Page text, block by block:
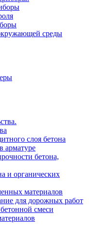
среды
слоя бетона
арматуре
бетона,
и органических
материалов
для дорожных работ
смеси